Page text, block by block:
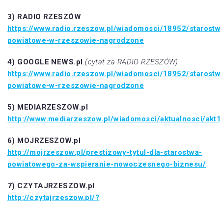
3) RADIO RZESZÓW
https://www.radio.rzeszow.pl/wiadomosci/18952/
powiatowe-w-rzeszowie-nagrodzone
4) GOOGLE NEWS.pl(cytat za RADIO RZESZÓW)
https://www.radio.rzeszow.pl/wiadomosci/18952/
powiatowe-w-rzeszowie-nagrodzone
5) MEDIARZESZOW.pl
http://www.mediarzeszow.pl/wiadomosci/aktualnosci/
6) MOJRZESZOW.pl
http://mojrzeszow.pl/prestizowy-tytul-dla-starostwa-
powiatowego-za-wspieranie-nowoczesnego-biznesu/
7) CZYTAJRZESZOW.pl
http://czytajrzeszow.pl/?